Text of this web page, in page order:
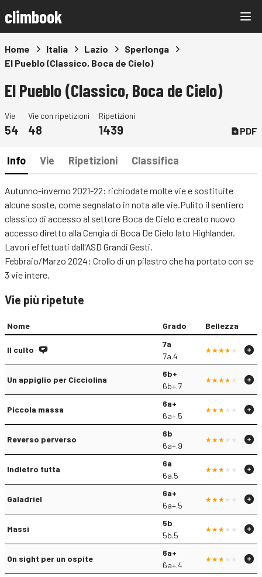
climbook
Home Italia Lazio
Sperlonga
El Pueblo (Classico, Boca de Cielo)
El Pueblo (Classico, Boca de Cielo)
Vie
54
Vie con ripetizioni
48
Ripetizioni
1439 PDF
Info Vie Ripetizioni Classifica
Autunno-inverno 2021-22: richiodate molte vie e sostituite
alcune soste, come segnalato in nota alle vie.Pulito il sentiero
classico di accesso al settore Boca de Cielo e creato nuovo
accesso diretto alla Cengia di Boca De Cielo lato Highlander.
Lavori effettuati dall'ASD Grandi Gesti.
Febbraio/Marzo 2024: Crollo di un pilastro che ha portato con se
3 vie intere.
Vie più ripetute
Nome Grado Bellezza
Il culto
7a
7a.4
Un appiglio per Cicciolina
6b+
6b+.7
Piccola massa
6a+
6a+.5
Reverso perverso
6b
6a+.9
Indietro tutta
6a
6a.5
Galadriel
6a+
6a+.5
Massi
5b
5b.5
On sight per un ospite
6a+
6a+.4